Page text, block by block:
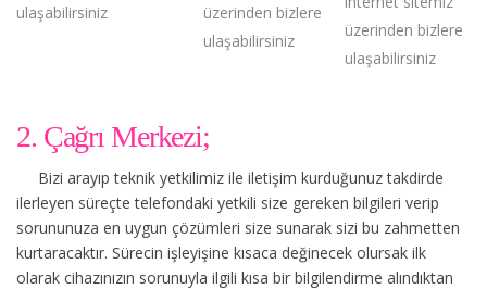
ulaşabilirsiniz
üzerinden bizlere
ulaşabilirsiniz
üzerinden bizlere
ulaşabilirsiniz
2. Çağrı Merkezi;
Bizi arayıp teknik yetkilimiz ile iletişim kurduğunuz takdirde
ilerleyen süreçte telefondaki yetkili size gereken bilgileri verip
sorununuza en uygun çözümleri size sunarak sizi bu zahmetten
kurtaracaktır. Sürecin işleyişine kısaca değinecek olursak ilk
olarak cihazınızın sorunuyla ilgili kısa bir bilgilendirme alındıktan